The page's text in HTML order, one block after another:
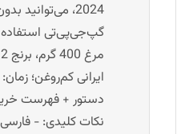
2024، می‌توانید
گپ‌جی‌پی‌تی استفاده
دستور + فهرست
نکات کلیدی: -